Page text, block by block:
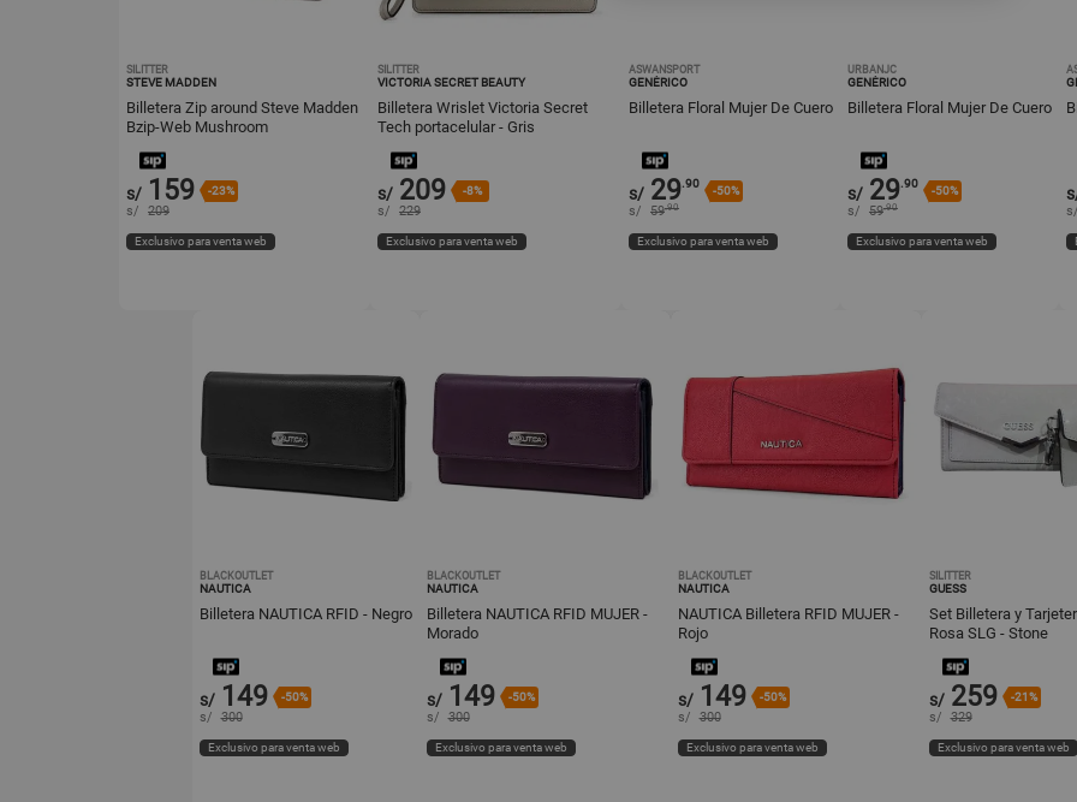
SILITTER
STEVE MADDEN
Billetera Zip around Steve Madden
Bzip-Web Mushroom
s/ 159 -23%
s/ 209
Exclusivo para venta web
SILITTER
VICTORIA SECRET BEAUTY
Billetera Wrislet Victoria Secret
Tech portacelular - Gris
s/ 209 -8%
s/ 229
Exclusivo para venta web
ASWANSPORT
GENÉRICO
Billetera Floral Mujer De Cuero
s/ 29.90
-50%
s/ 59.90
Exclusivo para venta web
URBANJC
GENÉRICO
Billetera Floral Mujer De Cuero
s/ 29.90
-50%
s/ 59.90
Exclusivo para venta web
s/
BLACKOUTLET
NAUTICA
Billetera NAUTICA RFID - Negro
s/ 149 -50%
s/ 300
Exclusivo para venta web
BLACKOUTLET
NAUTICA
Billetera NAUTICA RFID MUJER -
Morado
s/ 149 -50%
s/ 300
Exclusivo para venta web
BLACKOUTLET
NAUTICA
NAUTICA Billetera RFID MUJER -
Rojo
s/ 149 -50%
s/ 300
Exclusivo para venta web
SILITTER
GUESS
Set Billetera y
Rosa SLG - Stone
s/ 259 -21%
s/ 329
Exclusivo para venta web